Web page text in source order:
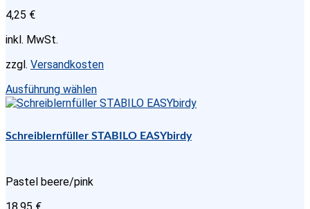
4,25 €
inkl. MwSt.
zzgl. Versandkosten
Ausführung wählenDieses
Produkt
mehrere
Varianten
Schreiblernfüller STABILO EASYbirdy
Pastel beere/pink